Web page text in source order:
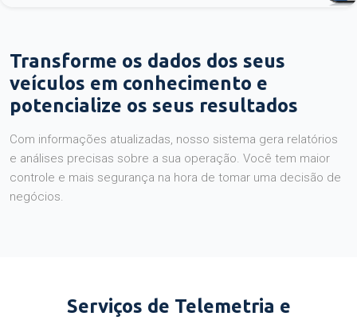
Transforme os dados dos seus
veículos em conhecimento e
potencialize os seus resultados
Com informações atualizadas, nosso sistema gera relatórios
e análises precisas sobre a sua operação. Você tem maior
controle e mais segurança na hora de tomar uma decisão de
negócios.
Serviços de Telemetria e